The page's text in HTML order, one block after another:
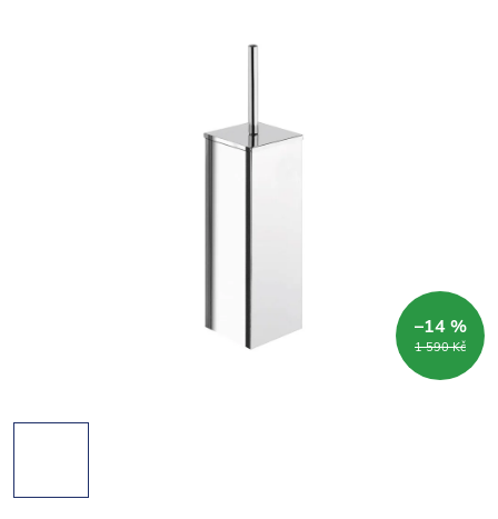
1 590 Kč
–14 %